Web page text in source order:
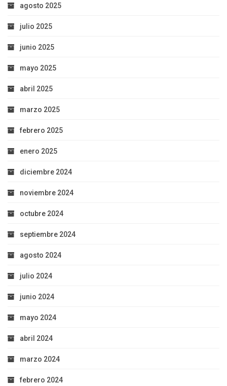
agosto 2025
julio 2025
junio 2025
mayo 2025
abril 2025
marzo 2025
febrero 2025
enero 2025
diciembre 2024
noviembre 2024
octubre 2024
septiembre 2024
agosto 2024
julio 2024
junio 2024
mayo 2024
abril 2024
marzo 2024
febrero 2024